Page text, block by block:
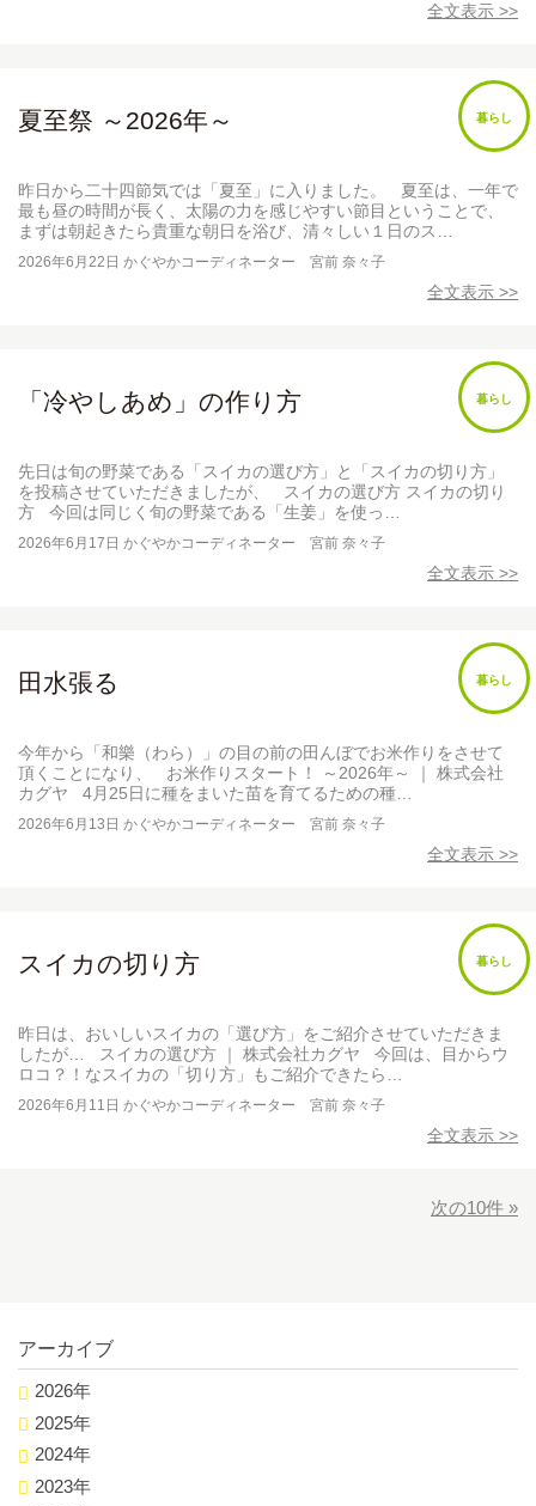
全文表示 >>
暮らし
夏至祭 ～2026年～
昨日から二十四節気では「夏至」に入りました。 夏至は、一年で
最も昼の時間が長く、太陽の力を感じやすい節目ということで、
まずは朝起きたら貴重な朝日を浴び、清々しい１日のス…
2026年6月22日 かぐやかコーディネーター 宮前 奈々子
全文表示 >>
暮らし
「冷やしあめ」の作り方
先日は旬の野菜である「スイカの選び方」と「スイカの切り方」
を投稿させていただきましたが、 スイカの選び方 スイカの切り
方 今回は同じく旬の野菜である「生姜」を使っ…
2026年6月17日 かぐやかコーディネーター 宮前 奈々子
全文表示 >>
暮らし
田水張る
今年から「和樂（わら）」の目の前の田んぼでお米作りをさせて
頂くことになり、 お米作りスタート！ ～2026年～ ｜ 株式会社
カグヤ 4月25日に種をまいた苗を育てるための種…
2026年6月13日 かぐやかコーディネーター 宮前 奈々子
全文表示 >>
暮らし
スイカの切り方
昨日は、おいしいスイカの「選び方」をご紹介させていただきま
したが… スイカの選び方 ｜ 株式会社カグヤ 今回は、目からウ
ロコ？！なスイカの「切り方」もご紹介できたら…
2026年6月11日 かぐやかコーディネーター 宮前 奈々子
全文表示 >>
次の10件 »
アーカイブ
2026年
2025年
2024年
2023年